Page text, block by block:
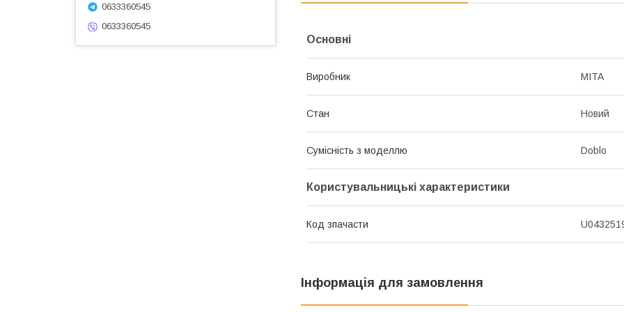
Основні
Виробник MITA
Стан Новий
Сумісність з моделлю Doblo
Користувальницькі характеристики
Код зпачасти
Інформація для замовлення
0633360545
0633360545